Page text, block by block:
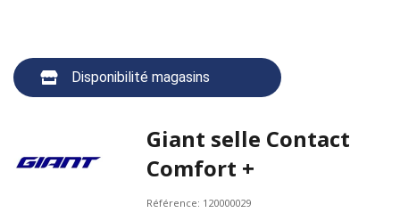
Disponibilité magasins
Giant selle Contact
Comfort +
Référence: 120000029